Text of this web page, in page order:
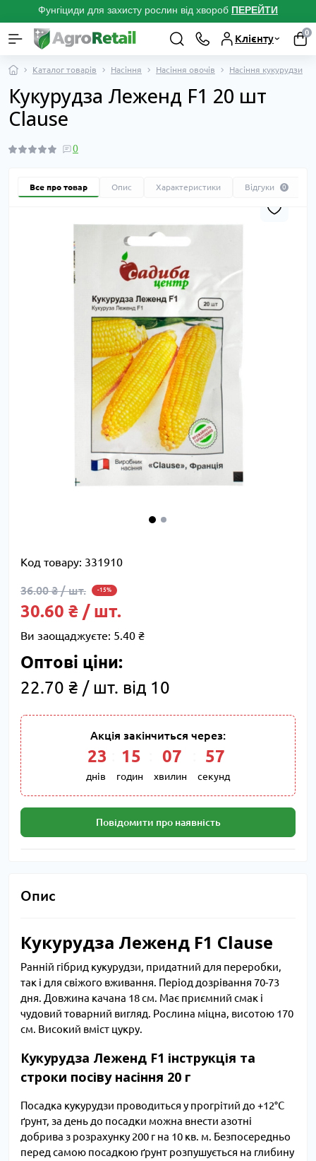
Фунгіциди для захисту рослин від хвороб ПЕРЕЙТИ
Клієнту
0
Каталог товарів Насіння Насіння овочів Насіння кукурудзи
Кукурудза Леженд F1 20 шт
Clause
0
Все про товар Опис Характеристики Відгуки 0
Код товару: 331910
36.00 ₴ / шт. -15%
30.60 ₴ / шт.
Ви заощаджуєте: 5.40 ₴
Оптові ціни:
22.70 ₴ / шт. від 10
Акція закінчиться через:
23
днів
15
годин
07
хвилин
56
секунд
Повідомити про наявність
Опис
Кукурудза Леженд F1 Clause
Ранній гібрид кукурудзи, придатний для переробки,
так і для свіжого вживання. Період дозрівання 70-73
дня. Довжина качана 18 см. Має приємний смак і
чудовий товарний вигляд. Рослина міцна, висотою 170
см. Високий вміст цукру.
Кукурудза Леженд F1 інструкція та
строки посіву насіння 20 г
Посадка кукурудзи проводиться у прогрітий до +12°С
ґрунт, за день до посадки можна внести азотні
добрива з розрахунку 200 г на 10 кв. м. Безпосередньо
перед самою посадкою ґрунт розпушується на глибину